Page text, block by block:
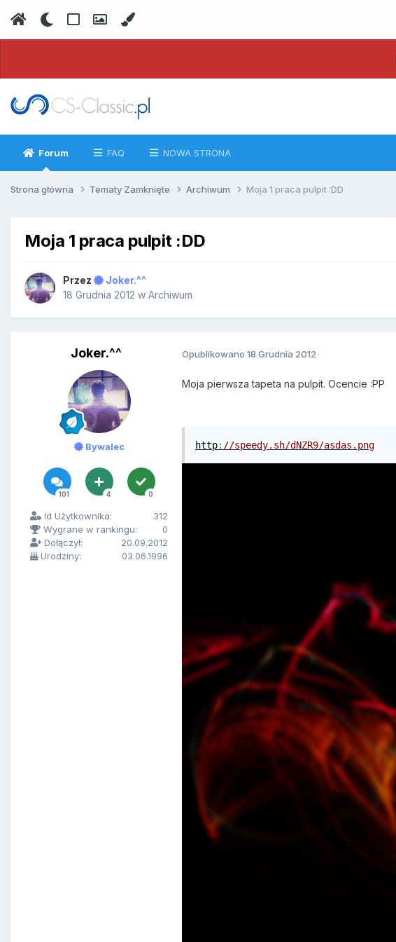
Forum FAQ NOWA STRONA
Strona główna Tematy Zamknięte Archiwum Moja 1 praca pulpit :DD
Moja 1 praca pulpit :DD
Przez
Joker.^^
18 Grudnia 2012 w Archiwum
Joker.^^
Bywalec
101 4 0
Id Użytkownika:
312
Wygrane w rankingu:
0
Dołączył:
20.09.2012
Urodziny:
03.06.1996
Opublikowano 18 Grudnia 2012
Moja pierwsza tapeta na pulpit. Ocencie :PP
http: //speedy.sh/dNZR9/asdas.png